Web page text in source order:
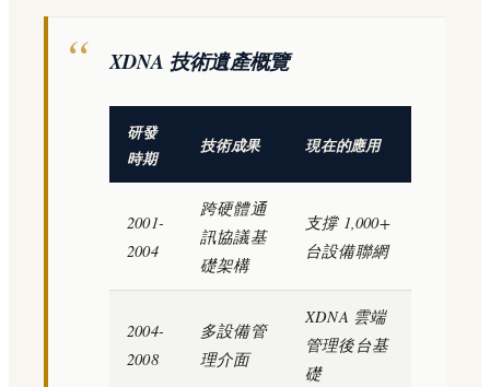
XDNA 技術遺產概覽
研發
時期
技術成果 現在的應用
2001-
2004
跨硬體通
訊協議基
礎架構
支撐 1,000+
台設備聯網
2004-
2008
多設備管
理介面
XDNA 雲端
管理後台基
礎